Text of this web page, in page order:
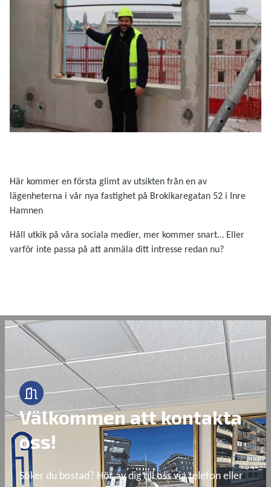
Här kommer en första glimt av utsikten från en av
lägenheterna i vår nya fastighet på Brokikaregatan 52 i Inre
Hamnen
Håll utkik på våra sociala medier, mer kommer snart… Eller
varför inte passa på att anmäla ditt intresse redan nu?
Välkommen att kontakta
oss!
Söker du bostad? Hör av dig till oss via telefon eller